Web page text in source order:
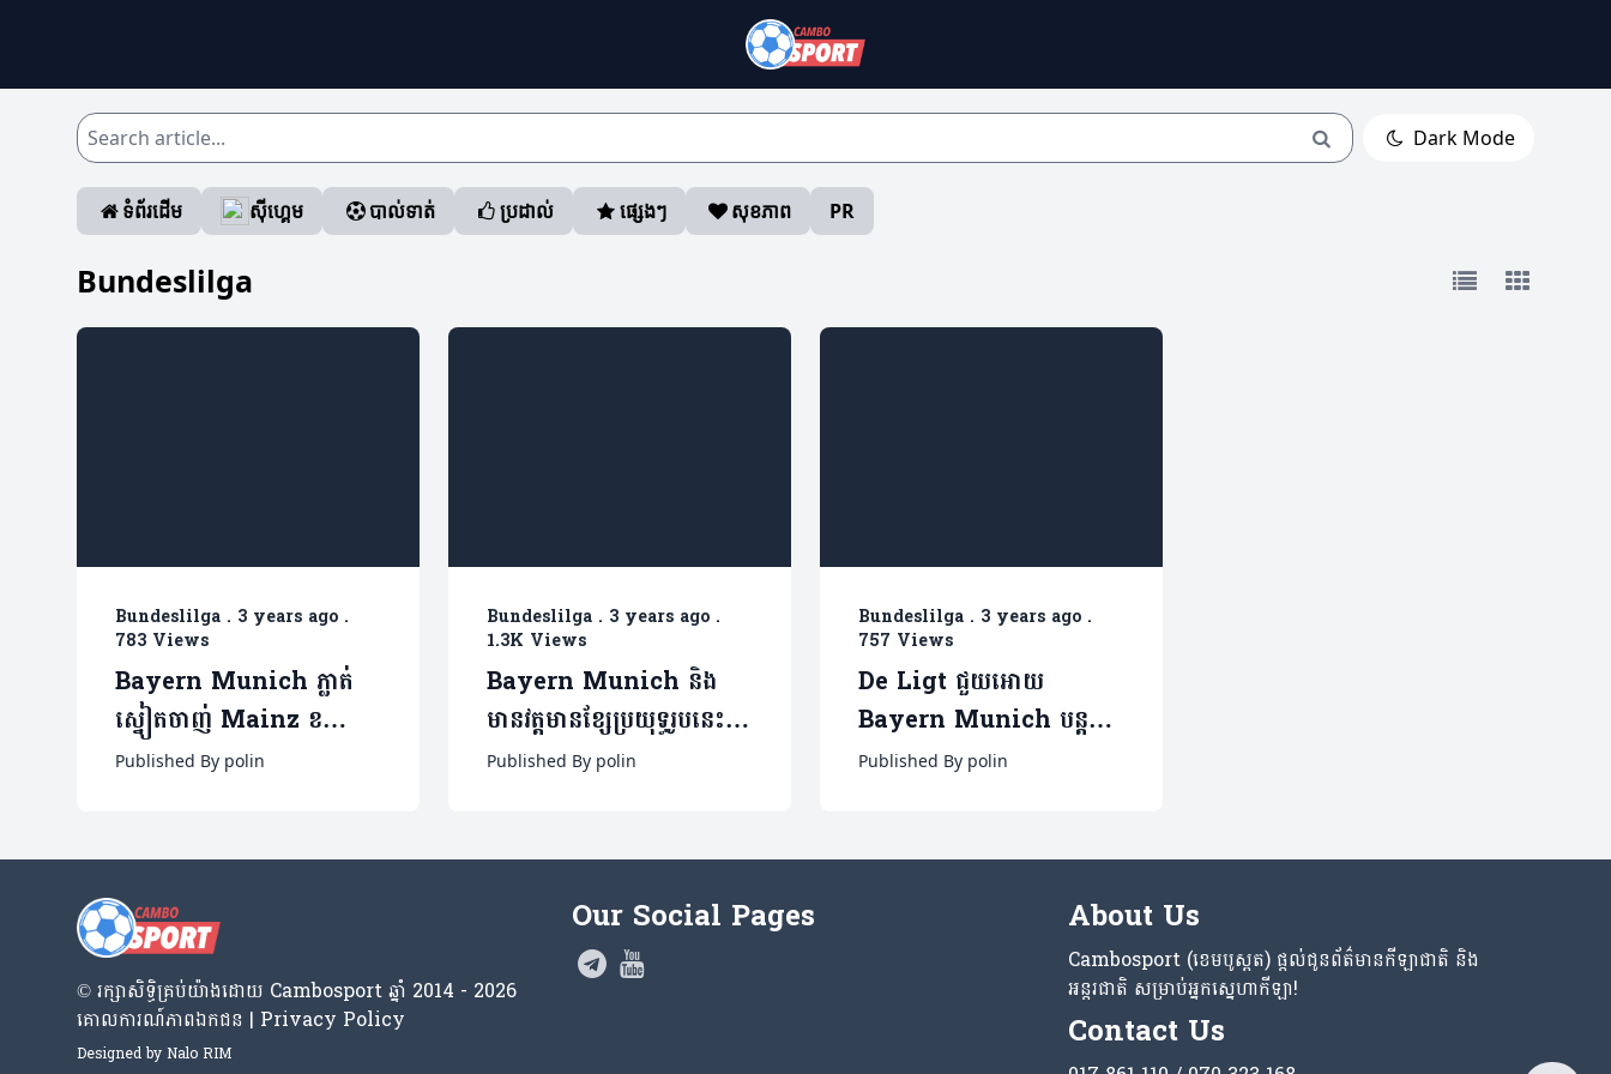
Dark Mode
ទំព័រដើម ស៊ីហ្គេម បាល់ទាត់ ប្រដាល់ ផ្សេងៗ សុខភាព PR
Bundeslilga
Bundeslilga . 3 years ago .
783 Views
Bayern Munich ភ្លាត់
ស្នៀតចាញ់ Mainz ខណៈ
Dortmund ឆក់ឪកាស
Published By polin
Bundeslilga . 3 years ago .
1.3K Views
Bayern Munich និង
មានវត្តមានខ្សែប្រយុទ្ធរូបនេះ
ពេលជួបជាមួយ Man.City
Published By polin
Bundeslilga . 3 years ago .
757 Views
De Ligt ជួយអោយ
Bayern Munich បន្តឈរ
កំពូលតារាងក្រោយផ្តួលម្ចាស់
Published By polin
© រក្សា​សិទ្ធិ​គ្រប់​យ៉ាង​ដោយ​ Cambosport ឆ្នាំ 2014 - 2026
គោលការណ៍​ភាព​ឯកជន | Privacy Policy
Designed by Nalo RIM
Our Social Pages About Us
Cambosport (ខេមបូស្ពត) ផ្តល់ជូនព័ត៌មានកីឡាជាតិ និង
អន្តរជាតិ សម្រាប់អ្នកស្នេហាកីឡា!
Contact Us